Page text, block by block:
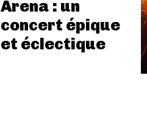
Arena : un
concert épique
et éclectique